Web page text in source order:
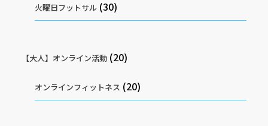
火曜日フットサル (30)
【大人】オンライン活動(20)
オンラインフィットネス (20)